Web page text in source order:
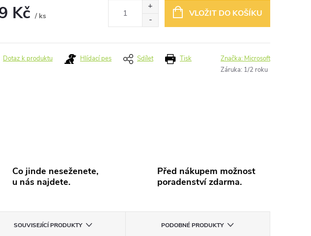
Kč / ks
VLOŽIT DO KOŠÍKU
Tisk
Dotaz k produktu Hlídací pes Sdílet Značka: Microsoft
Záruka: 1/2 roku
Co jinde neseženete,
u nás najdete.
Před nákupem možnost
poradenství zdarma.
SOUVISEJÍCÍ PRODUKTY PODOBNÉ PRODUKTY